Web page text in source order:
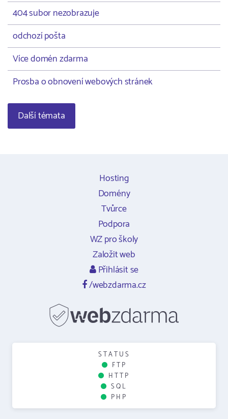
404 subor nezobrazuje
odchozí pošta
Více domén zdarma
Prosba o obnovení webových stránek
Další témata
Hosting
Domény
Tvůrce
Podpora
WZ pro školy
Založit web
Přihlásit se
/webzdarma.cz
STATUS
FTP
HTTP
SQL
PHP